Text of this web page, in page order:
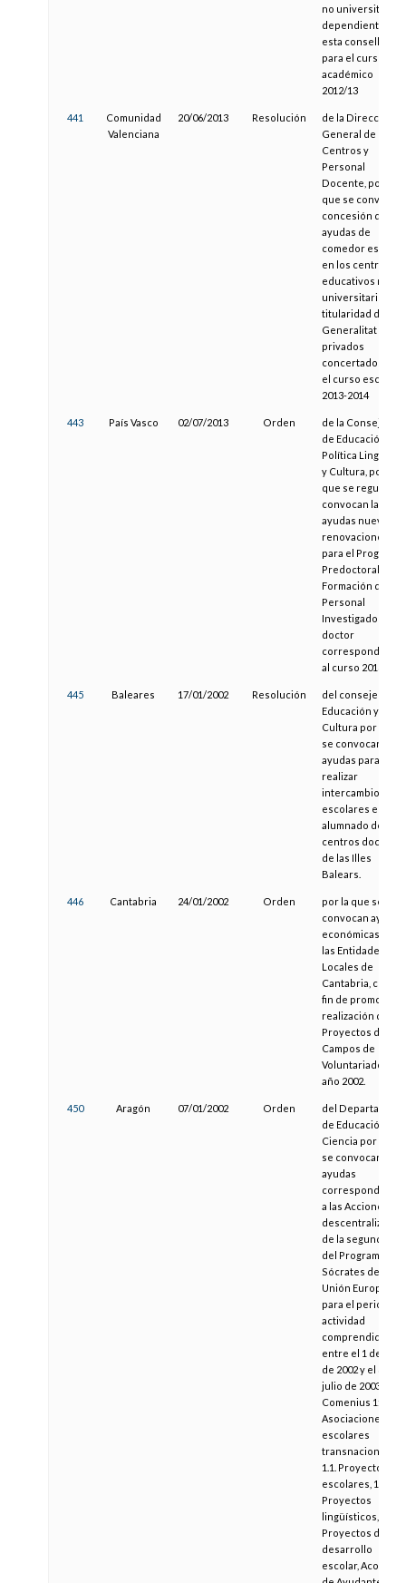
no universitarios
dependientes de
esta consellería,
para el curso
académico
2012/13
441
Comunidad
Valenciana
20/06/2013 Resolución
de la Dirección
General de
Centros y
Personal
Docente, por la
que se convoca la
concesión de
ayudas de
comedor escolar
en los centros
educativos no
universitarios de
titularidad de la
Generalitat y
privados
concertados para
el curso escolar
2013-2014
443 País Vasco 02/07/2013 Orden
de la Consejera
de Educación,
Política
y Cultura, por la
que se regulan y
convocan las
ayudas nuevas y
renovaciones
para el Programa
Predoctoral, de
Formación de
Personal
Investigador no
doctor
correspondiente
al curso 2013-
445 Baleares 17/01/2002 Resolución
del consejero de
Educación y
Cultura por la
se convocan
ayudas para
realizar
intercambios
escolares entre
alumnado de
centros
de las Illes
Balears.
446 Cantabria 24/01/2002 Orden
por la que se
convocan ayudas
económicas para
las Entidades
Locales de
Cantabria, con el
fin de promover
realización de
Proyectos de
Campos de
Voluntariado, en
año 2002.
450 Aragón 07/01/2002 Orden
del
de Educación y
Ciencia por la
se convocan las
ayudas
a las Acciones
descentralizadas
de la segunda
del Programa
Sócrates de la
Unión Europea
para el periodo
actividad
comprendido
entre el 1 de
de 2002 y el 31 de
julio de 2003:
Comenius 1:
Asociaciones
escolares
transnacionales:
1.1. Proyectos
escolares, 1.2.
Proyectos
lingüísticos, 1.3.
Proyectos de
desarrollo
escolar, Acogida